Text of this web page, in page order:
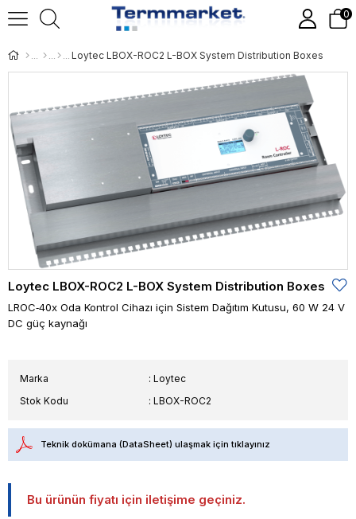
0
Loytec LBOX-ROC2 L-BOX System Distribution Boxes
Loytec LBOX-ROC2 L-BOX System Distribution Boxes
LROC‑40x Oda Kontrol Cihazı için Sistem Dağıtım Kutusu, 60 W 24 V
DC güç kaynağı
Marka : Loytec
Stok Kodu
LBOX-ROC2
Teknik dokümana (DataSheet) ulaşmak için tıklayınız
Bu ürünün fiyatı için iletişime geçiniz.